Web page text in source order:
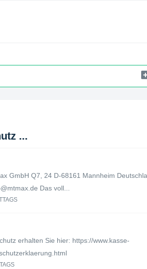
...
GmbH Q7, 24 D-68161 Mannheim
Das voll...
erhalten Sie hier: https://www.kasse-